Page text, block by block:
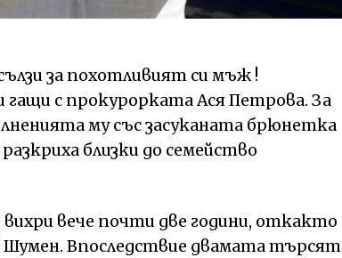
за похотливият си мъж !
с прокурорката Ася Петрова. За
му със засуканата брюнетка
близки до семейство
вече почти две години, откакто
Шумен. Впоследствие двамата търсят